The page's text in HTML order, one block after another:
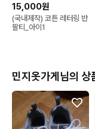
15,000원
(국내제작) 코튼 레터링 반
팔티_아이1
민지옷가게님의